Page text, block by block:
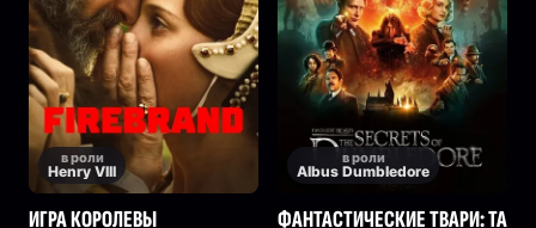
в роли
Henry VIII
ИГРА КОРОЛЕВЫ
в роли
Albus Dumbledore
ФАНТАСТИЧЕСКИЕ ТВАРИ: ТА